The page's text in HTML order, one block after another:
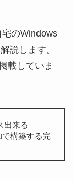
のWindows
説します。
載していま
出来る
構築する完